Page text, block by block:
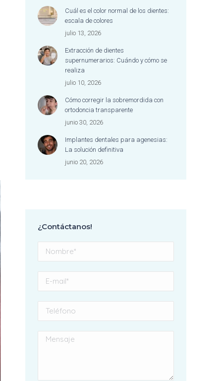
dentista merece una
mención especial por su
excelente trabajo, su
cariñosa y empática con
la que atiende a cada
Es difícil encontrar un lugar
bien la excelencia
profesional con un trato
tan cercano, humano y
escuchada, cuidada y
acompañada durante
todo el proceso.
con el resultado y
Cuál es el color normal de los dientes:
escala de colores
julio 13, 2026
Extracción de dientes
supernumerarios: Cuándo y cómo se
realiza
julio 10, 2026
Cómo corregir la sobremordida con
ortodoncia transparente
junio 30, 2026
Implantes dentales para agenesias:
La solución definitiva
junio 20, 2026
¿Contáctanos!